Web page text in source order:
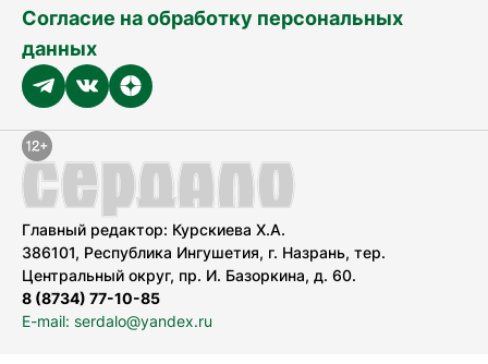
Согласие на обработку персональных
данных
Главный редактор: Курскиева Х.А.
386101, Республика Ингушетия, г. Назрань, тер.
Центральный округ, пр. И. Базоркина, д. 60.
8 (8734) 77-10-85
E-mail: serdalo@yandex.ru